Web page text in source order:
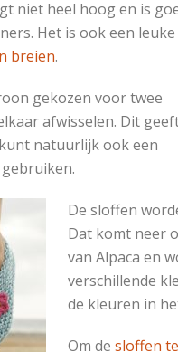
niet heel hoog en is
Het is ook een leuke
breien.
gekozen voor twee
afwisselen. Dit
natuurlijk ook een
De sloffen
Dat komt neer
van Alpaca en
verschillende
de kleuren in
Om de sloffen